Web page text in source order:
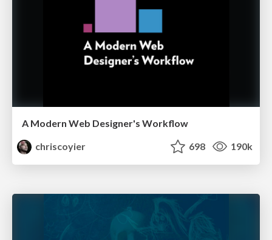
A Modern Web Designer's Workflow
chriscoyier
698 190k